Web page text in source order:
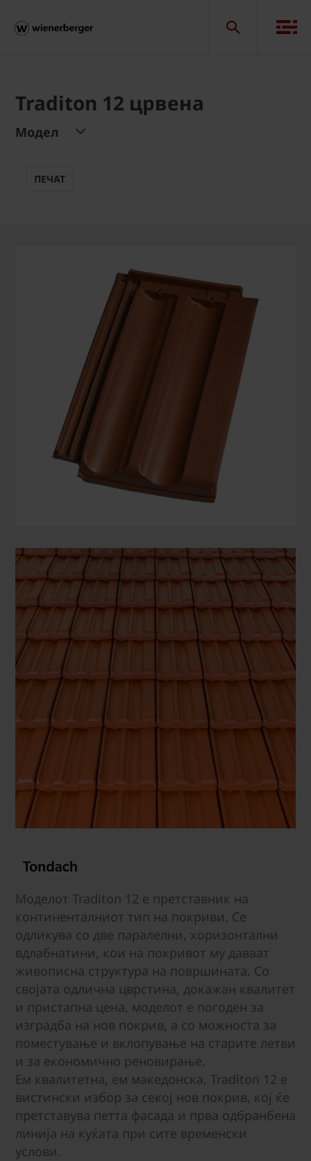
Traditon 12 црвена
Модел
ПЕЧАТ
Моделот Traditon 12 е претставник на
континенталниот тип на покриви. Се
одликува со две паралелни, хоризонтални
вдлабнатини, кои на покривот му даваат
живописна структура на површината. Со
својата одлична цврстина, докажан квалитет
и пристапна цена, моделот е погоден за
изградба на нов покрив, а со можноста за
поместување и вклопување на старите летви
и за економично реновирање.
Ем квалитетна, ем македонска, Traditon 12 е
вистински избор за секој нов покрив, кој ќе
претставува петта фасада и прва одбранбена
линија на куќата при сите временски
услови.